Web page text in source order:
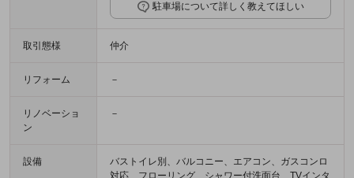
駐車場について詳しく教えてほしい
取引態様 仲介
リフォーム －
リノベーショ
ン
－
設備
バストイレ別、バルコニー、エアコン、ガスコンロ